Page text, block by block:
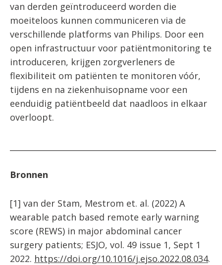
van derden geïntroduceerd worden die
moeiteloos kunnen communiceren via de
verschillende platforms van Philips. Door een
open infrastructuur voor patiëntmonitoring te
introduceren, krijgen zorgverleners de
flexibiliteit om patiënten te monitoren vóór,
tijdens en na ziekenhuisopname voor een
eenduidig patiëntbeeld dat naadloos in elkaar
overloopt.
Bronnen
[1] van der Stam, Mestrom et. al. (2022) A
wearable patch based remote early warning
score (REWS) in major abdominal cancer
surgery patients; ESJO, vol. 49 issue 1, Sept 1
2022. https://doi.org/10.1016/j.ejso.2022.08.034.